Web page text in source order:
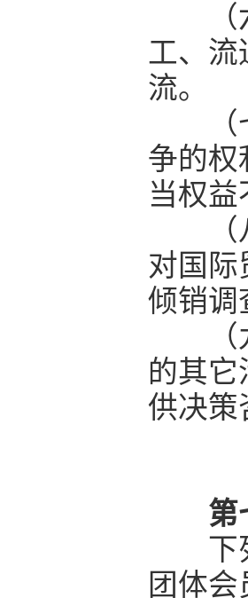
（六
工、流
流。
（七
争的权
当权
（八
对国际
倾销调
（九
的其
供决策
第
下列
团体会